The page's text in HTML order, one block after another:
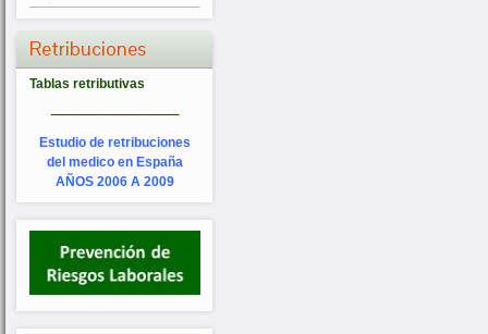
Retribuciones
Tablas retributivas
Estudio de retribuciones
del medico en España
AÑOS 2006 A 2009